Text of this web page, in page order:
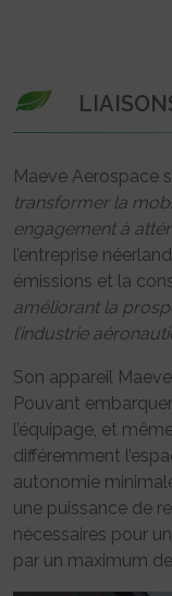
Maeve Aerospace
transformer la
engagement à
l’entreprise
émissions et la
améliorant la
l’industrie
Son appareil
Pouvant
l’équipage, et
différemment
autonomie
une puissance de
nécessaires pour
par un maximum